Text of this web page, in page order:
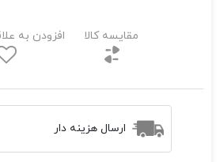
مقایسه کالا افزودن به
ارسال هزینه دار